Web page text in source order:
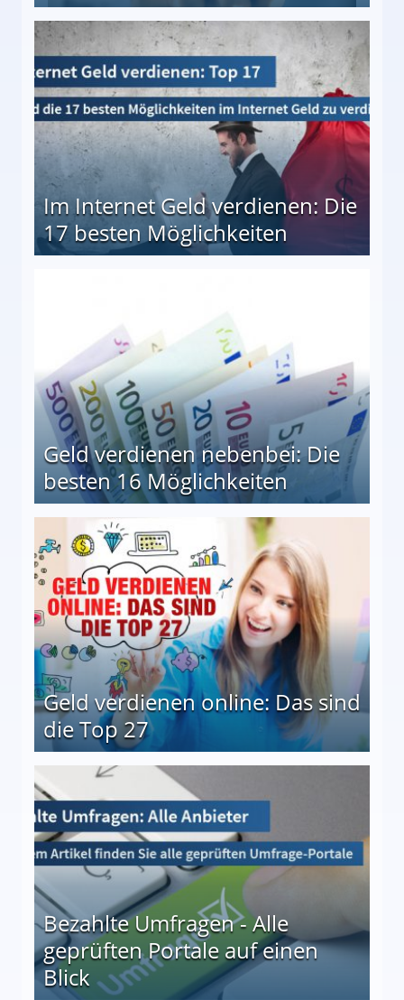
besten Möglichkeiten
Im Internet Geld verdienen: Die
17 besten Möglichkeiten
Geld verdienen nebenbei: Die
besten 16 Möglichkeiten
Geld verdienen online: Das sind
die Top 27
Bezahlte Umfragen - Alle
geprüften Portale auf einen
Blick